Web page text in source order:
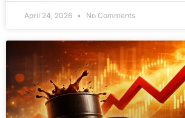
April 24, 2026 No Comments